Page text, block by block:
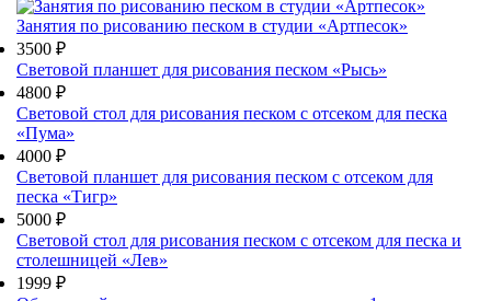
Занятия по рисованию песком в студии «Артпесок»
3500 ₽
Световой планшет для рисования песком «Рысь»
4800 ₽
Световой стол для рисования песком с отсеком для песка
«Пума»
4000 ₽
Световой планшет для рисования песком с отсеком для
песка «Тигр»
5000 ₽
Световой стол для рисования песком с отсеком для песка и
столешницей «Лев»
1999 ₽